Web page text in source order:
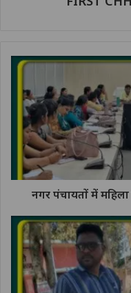
नगर पंचायतों में महिला